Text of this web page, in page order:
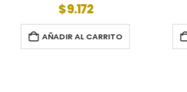
$1.154
AÑADIR AL CARRITO